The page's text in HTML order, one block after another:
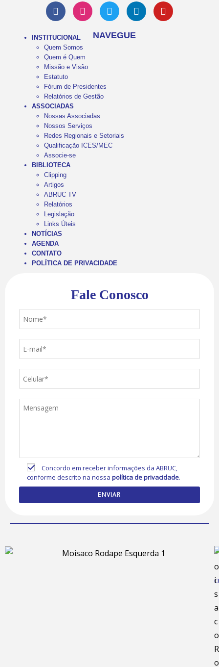
NAVEGUE
INSTITUCIONAL
Quem Somos
Quem é Quem
Missão e Visão
Estatuto
Fórum de Presidentes
Relatórios de Gestão
ASSOCIADAS
Nossas Associadas
Nossos Serviços
Redes Regionais e Setoriais
Qualificação ICES/MEC
Associe-se
BIBLIOTECA
Clipping
Artigos
ABRUC TV
Relatórios
Legislação
Links Úteis
NOTÍCIAS
AGENDA
CONTATO
POLÍTICA DE PRIVACIDADE
Fale Conosco
Concordo em receber informações da ABRUC,
conforme descrito na nossapolítica de privacidade.